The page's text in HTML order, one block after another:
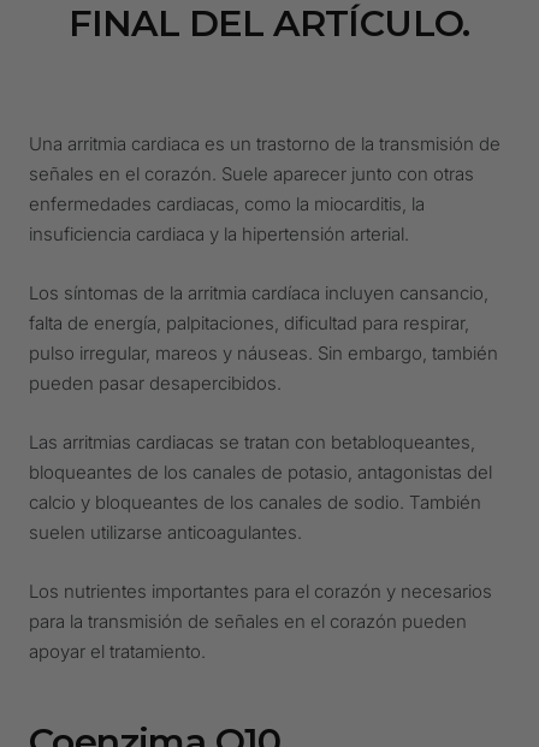
FINAL DEL ARTÍCULO.
Una arritmia cardiaca es un trastorno de la transmisión de
señales en el corazón. Suele aparecer junto con otras
enfermedades cardiacas, como la miocarditis, la
insuficiencia cardiaca y la hipertensión arterial.
Los síntomas de la arritmia cardíaca incluyen cansancio,
falta de energía, palpitaciones, dificultad para respirar,
pulso irregular, mareos y náuseas. Sin embargo, también
pueden pasar desapercibidos.
Las arritmias cardiacas se tratan con betabloqueantes,
bloqueantes de los canales de potasio, antagonistas del
calcio y bloqueantes de los canales de sodio. También
suelen utilizarse anticoagulantes.
Los nutrientes importantes para el corazón y necesarios
para la transmisión de señales en el corazón pueden
apoyar el tratamiento.